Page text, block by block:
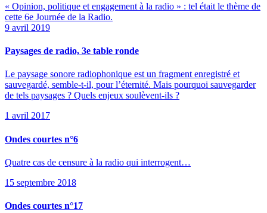
« Opinion, politique et engagement à la radio » : tel était le thème de
cette 6e Journée de la Radio.
9 avril 2019
Paysages de radio, 3e table ronde
Le paysage sonore radiophonique est un fragment enregistré et
sauvegardé, semble-t-il, pour l’éternité. Mais pourquoi sauvegarder
de tels paysages ? Quels enjeux soulèvent-ils ?
1 avril 2017
Ondes courtes n°6
Quatre cas de censure à la radio qui interrogent…
15 septembre 2018
Ondes courtes n°17